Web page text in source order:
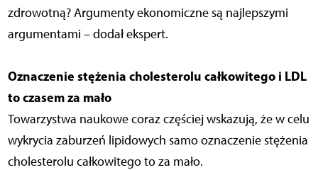
zdrowotną? Argumenty ekonomiczne są najlepszymi
argumentami – dodał ekspert.
Oznaczenie stężenia cholesterolu całkowitego i LDL
to czasem za mało
Towarzystwa naukowe coraz częściej wskazują, że w celu
wykrycia zaburzeń lipidowych samo oznaczenie stężenia
cholesterolu całkowitego to za mało.